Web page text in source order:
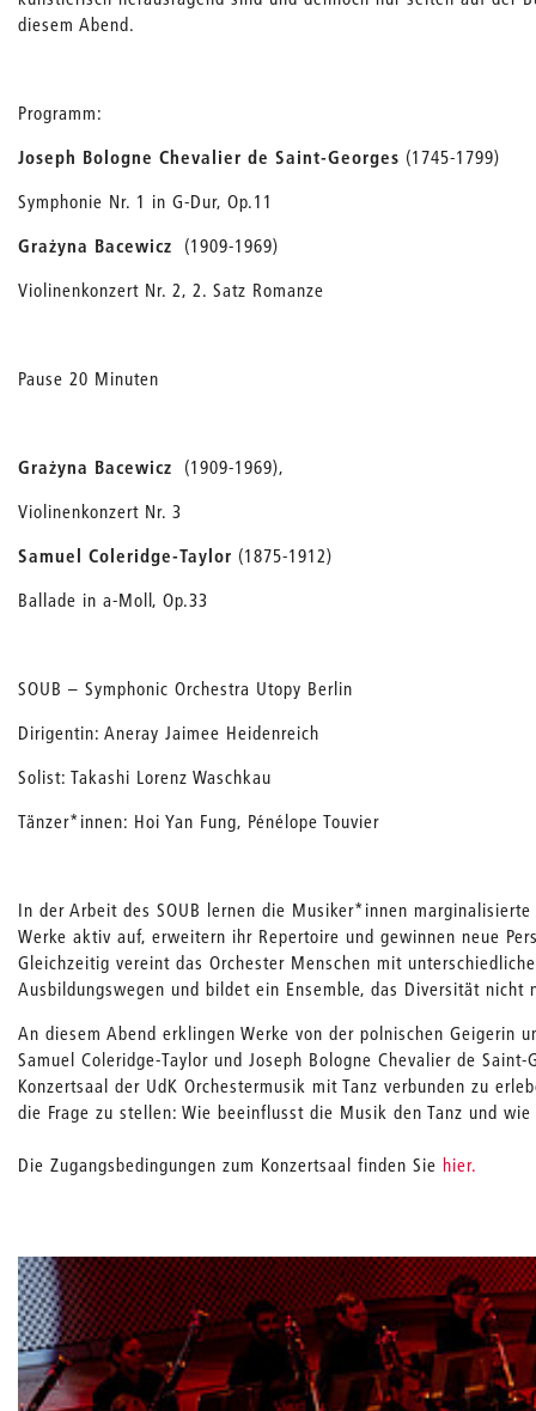
diesem Abend.
Programm:
Joseph Bologne Chevalier de Saint-Georges (1745-1799)
Symphonie Nr. 1 in G-Dur, Op.11
Grażyna Bacewicz (1909-1969)
Violinenkonzert Nr. 2, 2. Satz Romanze
Pause 20 Minuten
Grażyna Bacewicz (1909-1969),
Violinenkonzert Nr. 3
Samuel Coleridge-Taylor (1875-1912)
Ballade in a-Moll, Op.33
SOUB – Symphonic Orchestra Utopy Berlin
Dirigentin: Aneray Jaimee Heidenreich
Solist: Takashi Lorenz Waschkau
Tänzer*innen: Hoi Yan Fung, Pénélope Touvier
In der Arbeit des SOUB lernen die Musiker*innen
Werke aktiv auf, erweitern ihr Repertoire und gewinnen neue
Gleichzeitig vereint das Orchester Menschen mit
Ausbildungswegen und bildet ein Ensemble, das Diversität
An diesem Abend erklingen Werke von der polnischen Geigerin
Samuel Coleridge-Taylor und Joseph Bologne Chevalier de
Konzertsaal der UdK Orchestermusik mit Tanz verbunden zu
die Frage zu stellen: Wie beeinflusst die Musik den Tanz und
Die Zugangsbedingungen zum Konzertsaal finden Sie hier.